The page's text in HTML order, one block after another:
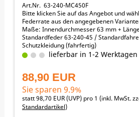
Art.Nr. 63-240-MC450F
Bitte klicken Sie auf das Angebot und
Federrate aus den angegebenen
Maße: Innendurchmesser 63 mm +
Standardfeder 63-240-45 /
Schutzkleidung (fahrfertig)
Fahrergewicht / empfohlene Federraten:
65-75 kg -> 42 N/mm
75-85 kg -> 45 N/mm
85-95 kg -> 48 N/mm
95-105 kg -> 51 N/mm
105-115 kg -> 53 N/mm
lieferbar in 1-2 Werktagen
88,90 EUR
Sie sparen 9.9%
statt98,70 EUR(UVP) pro 1 (inkl. MwSt.
Standardartikel)